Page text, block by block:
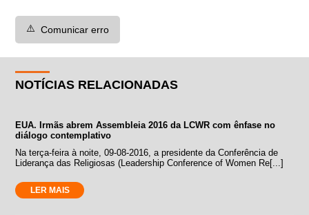
⚠️ Comunicar erro
NOTÍCIAS RELACIONADAS
EUA. Irmãs abrem Assembleia 2016 da LCWR com ênfase no
diálogo contemplativo
Na terça-feira à noite, 09-08-2016, a presidente da Conferência de
Liderança das Religiosas (Leadership Conference of Women Re[...]
LER MAIS